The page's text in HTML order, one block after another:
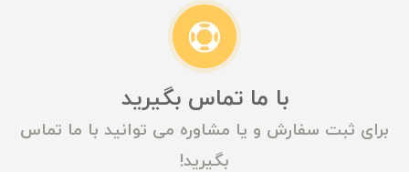
با ما تماس بگیرید
برای ثبت سفارش و یا مشاوره می توانید با ما تماس
بگیرید!